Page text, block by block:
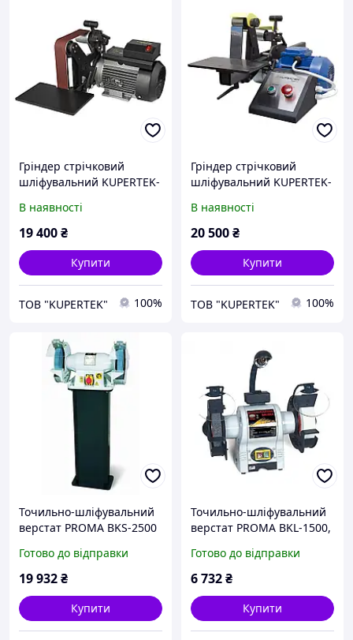
Гріндер стрічковий
шліфувальний KUPERTEK-
В наявності
19 400₴
Купити
ТОВ "KUPERTEK" 100%
Гріндер стрічковий
шліфувальний KUPERTEK-
В наявності
20 500₴
Купити
ТОВ "KUPERTEK" 100%
Точильно-шліфувальний
верстат PROMA BKS-2500
Готово до відправки
19 932₴
Купити
Точильно-шліфувальний
верстат PROMA BKL-1500,
точильно, шліфувальний
верстат точильно
Готово до відправки
6 732₴
Купити